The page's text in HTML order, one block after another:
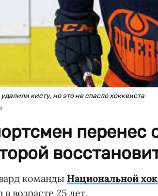
кисту, но это не спасло хоккеиста
перенес
команды Национальной
в возрасте 25 лет.